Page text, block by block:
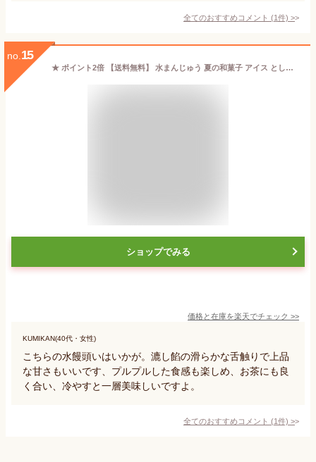
全てのおすすめコメント (1件) >
no. 15
★ ポイント2倍 【送料無料】 水まんじゅう 夏の和菓子 アイス としても ひんやりプルプル こしあん 白6個 冷凍便 送料無料 父の日 ギフト
ショップでみる
価格と在庫を楽天でチェック >>
KUMIKAN(40代・女性)
こちらの水饅頭いはいかが。漉し餡の滑らかな舌触りで上品
な甘さもいいです、プルプルした食感も楽しめ、お茶にも良
く合い、冷やすと一層美味しいですよ。
全てのおすすめコメント (1件) >